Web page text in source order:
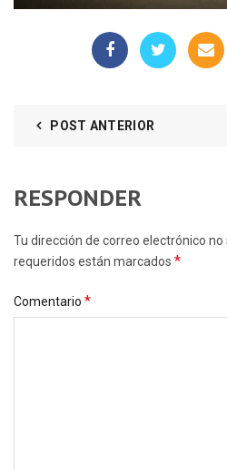
POST ANTERIOR
RESPONDER
Tu dirección de correo electrónico
requeridos están marcados *
Comentario *